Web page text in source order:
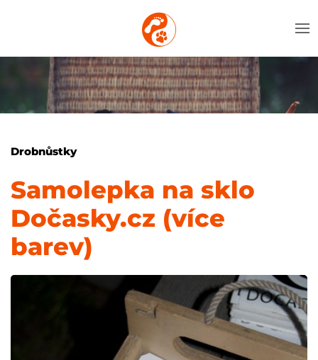
Drobnůstky
Samolepka na sklo
Dočasky.cz (více
barev)